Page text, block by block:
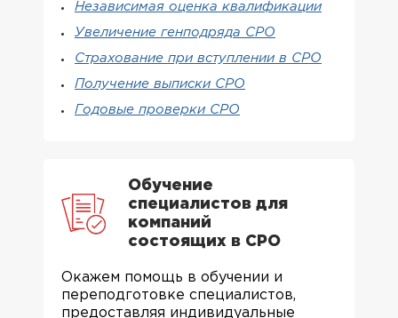
Независимая оценка квалификации
Увеличение генподряда СРО
Страхование при вступлении в СРО
Получение выписки СРО
Годовые проверки СРО
Обучение
специалистов для
компаний
состоящих в СРО
Окажем помощь в обучении и
переподготовке специалистов,
предоставляя индивидуальные